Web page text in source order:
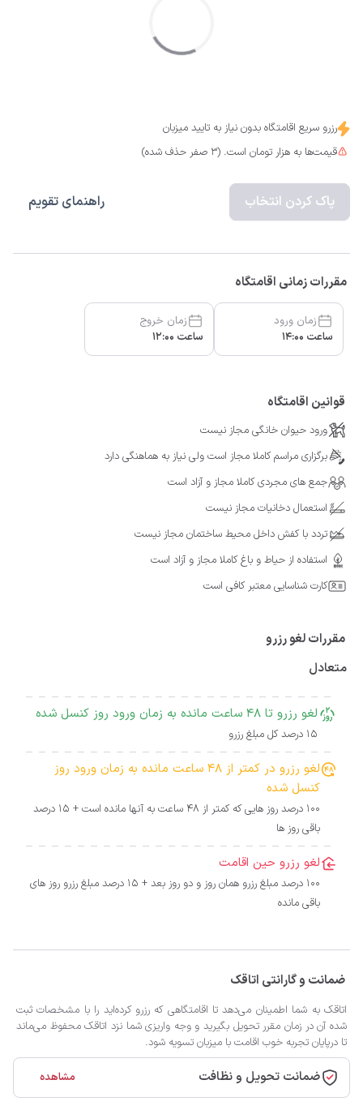
رزرو سریع اقامتگاه بدون نیاز به تایید میزبان
قیمت‌ها به هزار تومان است. (3 صفر حذف شده)
پاک کردن انتخاب راهنمای تقویم
مقررات زمانی اقامتگاه
زمان ورود
ساعت 14:00
زمان خروج
ساعت 12:00
قوانین اقامتگاه
ورود حیوان خانگی مجاز نیست
برگزاری مراسم کاملا مجاز است ولی نیاز به هماهنگی دارد
جمع های مجردی کاملا مجاز و آزاد است
استعمال دخانیات مجاز نیست
تردد با کفش داخل محیط ساختمان مجاز نیست
استفاده از حیاط و باغ کاملا مجاز و آزاد است
کارت شناسایی معتبر کافی است
مقررات لغو رزرو
متعادل
لغو رزرو تا 48 ساعت مانده به زمان ورود روز کنسل شده
15 درصد کل مبلغ رزرو
لغو رزرو در کمتر از 48 ساعت مانده به زمان ورود روز
کنسل شده
100 درصد روز هایی که کمتر از 48 ساعت به آنها مانده است + 15 درصد
باقی روز ها
لغو رزرو حین اقامت
100 درصد مبلغ رزرو همان روز و دو روز بعد + 15 درصد مبلغ رزرو روز های
باقی مانده
ضمانت و گارانتی اتاقک
اتاقک به شما اطمینان می‌دهد تا اقامتگاهی که رزرو کرده‌اید را با مشخصات ثبت
شده آن در زمان مقرر تحویل بگیرید و وجه واریزی شما نزد اتاقک محفوظ می‌ماند
تا درپایان تجربه خوب اقامت با میزبان تسویه شود.
ضمانت تحویل و نظافت مشاهده